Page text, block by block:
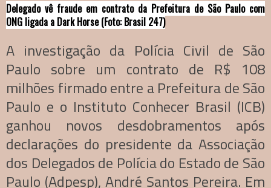
Delegado vê fraude em contrato da Prefeitura de São Paulo com
ONG ligada a Dark Horse (Foto: Brasil 247)
A investigação da Polícia Civil de São
Paulo sobre um contrato de R$ 108
milhões firmado entre a Prefeitura de São
Paulo e o Instituto Conhecer Brasil (ICB)
ganhou novos desdobramentos após
declarações do presidente da Associação
dos Delegados de Polícia do Estado de São
Paulo (Adpesp), André Santos Pereira. Em